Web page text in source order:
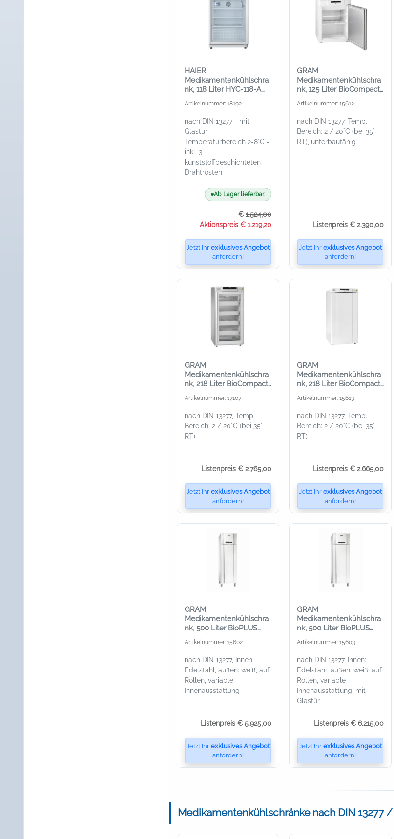
HAIER
Medikamentenkühlschra
nk, 118 Liter HYC-118-A
mit Umluftkühlung
Artikelnummer: 18192
nach DIN 13277 - mit
Glastür -
Temperaturbereich 2-8°C -
inkl. 3
kunststoffbeschichteten
Drahtrosten
Ab Lager lieferbar.
€ 1.524,00
Aktionspreis € 1.219,20
Jetzt Ihr exklusives Angebot
anfordern!
GRAM
Medikamentenkühlschra
nk, 125 Liter BioCompact
II RR 210 Med, außen
weiß
Artikelnummer: 15612
nach DIN 13277, Temp.
Bereich: 2 / 20°C (bei 35°
RT), unterbaufähig
Listenpreis € 2.390,00
Jetzt Ihr exklusives Angebot
anfordern!
GRAM
Medikamentenkühlschra
nk, 218 Liter BioCompact
II RR 310, mit Glastür,
weiß
Artikelnummer: 17107
nach DIN 13277, Temp.
Bereich: 2 / 20°C (bei 35°
RT)
Listenpreis € 2.765,00
Jetzt Ihr exklusives Angebot
anfordern!
GRAM
Medikamentenkühlschra
nk, 218 Liter BioCompact
II RR 310, außen Edelstahl
Artikelnummer: 15613
nach DIN 13277, Temp.
Bereich: 2 / 20°C (bei 35°
RT)
Listenpreis € 2.665,00
Jetzt Ihr exklusives Angebot
anfordern!
GRAM
Medikamentenkühlschra
nk, 500 Liter BioPLUS
ER500 MED, außen weiß
Artikelnummer: 15602
nach DIN 13277, Innen:
Edelstahl, außen: weiß, auf
Rollen, variable
Innenausstattung
Listenpreis € 5.925,00
Jetzt Ihr exklusives Angebot
anfordern!
GRAM
Medikamentenkühlschra
nk, 500 Liter BioPLUS
ER500 MED, außen weiß
Artikelnummer: 15603
nach DIN 13277, Innen:
Edelstahl, außen: weiß, auf
Rollen, variable
Innenausstattung, mit
Glastür
Listenpreis € 6.215,00
Jetzt Ihr exklusives Angebot
anfordern!
Medikamentenkühlschränke nach DIN